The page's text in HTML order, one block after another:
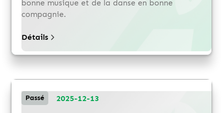
bonne musique et de la danse en bonne
compagnie.
Détails
Passé 2025-12-13